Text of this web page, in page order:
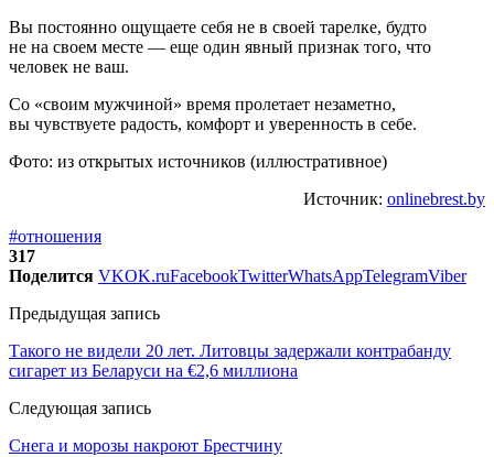
Вы постоянно ощущаете себя не в своей тарелке, будто
не на своем месте — еще один явный признак того, что
человек не ваш.
Со «своим мужчиной» время пролетает незаметно,
вы чувствуете радость, комфорт и уверенность в себе.
Фото: из открытых источников (иллюстративное)
Источник: onlinebrest.by
#отношения
317
Поделится VKOK.ruFacebookTwitterWhatsAppTelegramViber
Предыдущая запись
Такого не видели 20 лет. Литовцы задержали контрабанду
сигарет из Беларуси на €2,6 миллиона
Следующая запись
Снега и морозы накроют Брестчину